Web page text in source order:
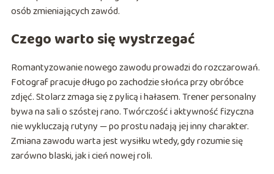
osób zmieniających zawód.
Czego warto się wystrzegać
Romantyzowanie nowego zawodu prowadzi do rozczarowań.
Fotograf pracuje długo po zachodzie słońca przy obróbce
zdjęć. Stolarz zmaga się z pylicą i hałasem. Trener personalny
bywa na sali o szóstej rano. Twórczość i aktywność fizyczna
nie wykluczają rutyny — po prostu nadają jej inny charakter.
Zmiana zawodu warta jest wysiłku wtedy, gdy rozumie się
zarówno blaski, jak i cień nowej roli.